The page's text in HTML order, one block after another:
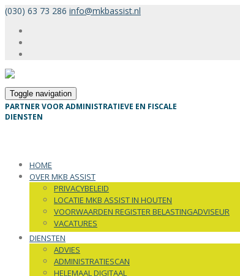
(030) 63 73 286 info@mkbassist.nl
PARTNER VOOR ADMINISTRATIEVE EN FISCALE
DIENSTEN
Toggle navigation
HOME
OVER MKB ASSIST
PRIVACYBELEID
LOCATIE MKB ASSIST IN HOUTEN
VOORWAARDEN REGISTER BELASTINGADVISEUR
VACATURES
DIENSTEN
ADVIES
ADMINISTRATIESCAN
HELEMAAL DIGITAAL